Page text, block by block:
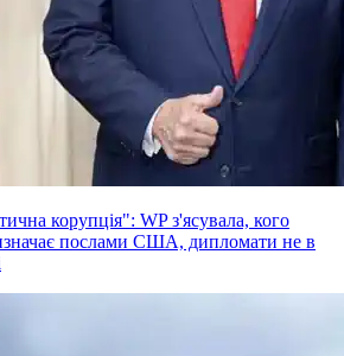
корупція": WP з'ясувала, кого
послами США, дипломати не в